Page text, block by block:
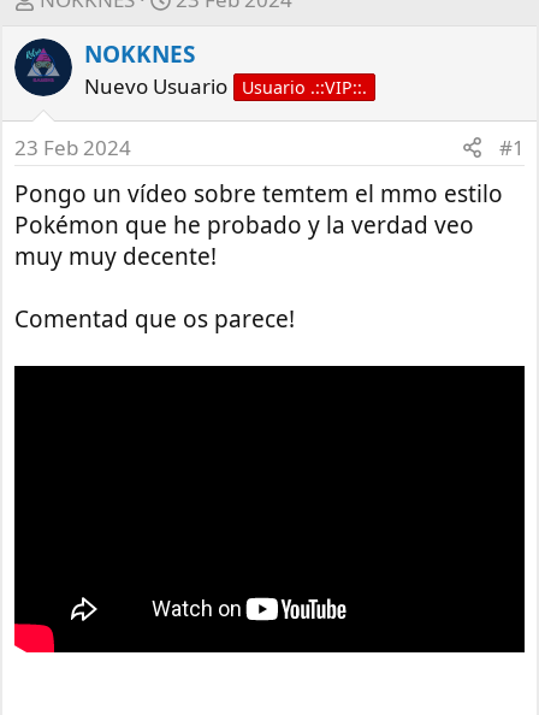
t
o
r
c
h
e
i
n
i
o
NOKKNES
Nuevo Usuario Usuario .::VIP::.
23 Feb 2024 #1
Pongo un vídeo sobre temtem el mmo estilo
Pokémon que he probado y la verdad veo
muy muy decente!
Comentad que os parece!